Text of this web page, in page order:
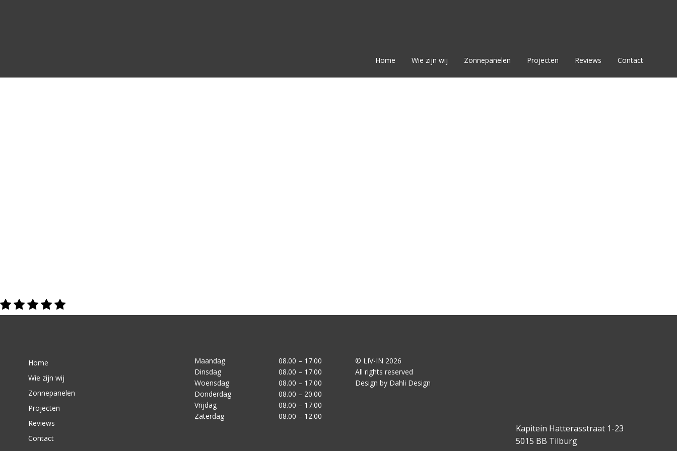
Home Wie zijn wij Zonnepanelen Projecten Reviews Contact
Home
Wie zijn wij
Zonnepanelen
Projecten
Reviews
Contact
Maandag
08.00 – 17.00
Dinsdag
08.00 – 17.00
Woensdag
08.00 – 17.00
Donderdag
08.00 – 20.00
Vrijdag
08.00 – 17.00
Zaterdag
08.00 – 12.00
© LIV-IN 2026
All rights reserved
Design by Dahli Design
Kapitein Hatterasstraat 1-23
5015 BB Tilburg